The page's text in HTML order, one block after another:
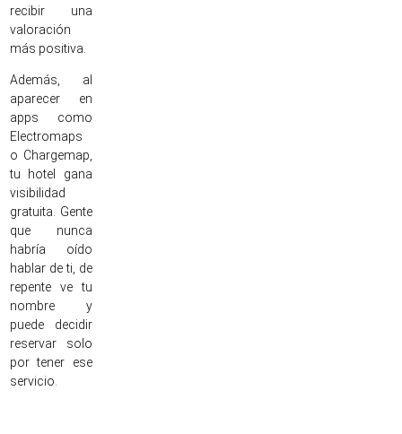
recibir una
valoración
más positiva.
Además, al
aparecer en
apps como
Electromaps
o Chargemap,
tu hotel gana
visibilidad
gratuita. Gente
que nunca
habría oído
hablar de ti, de
repente ve tu
nombre y
puede decidir
reservar solo
por tener ese
servicio.